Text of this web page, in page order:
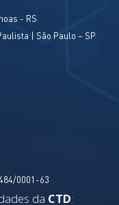
- RS
| São Paulo – SP
0001-63
da CTD: